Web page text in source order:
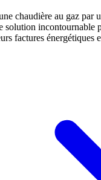
chaudière au gaz par
solution incontournable
factures énergétiques